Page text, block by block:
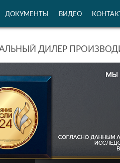
ДОКУМЕНТЫ ВИДЕО
ДИЛЕР